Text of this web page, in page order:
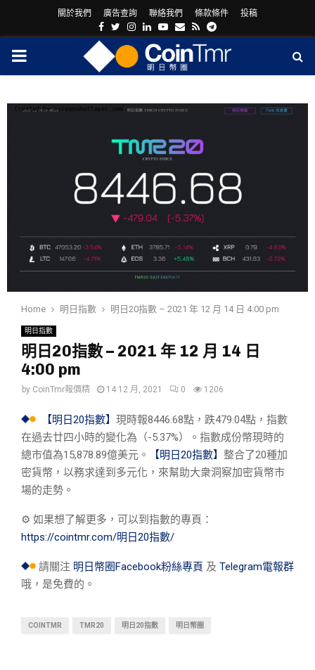
關於我們 廣告查詢 聯絡我們 條款條件 投稿
Facebook
Twitter
Instagram
LinkedinYoutube
Email
RssTelegram
PRIMARY
Home 明日指數 明日20指數 – 2021 年 12 月 14 日 4:00 pm
明日指數
明日20指數 – 2021 年 12 月 14 日
4:00 pm
by CoinTmr報價精 14 12 月, 2021 0 1206
【明日20指數】 現時報8446.68點，跌479.04點，指數
在過去廿四小時的變化為（-5.37%）。指數成份幣現時的
總市值為15,878.89億美元。
【明日20指數】 整合了20種加
密貨幣，以務求達到多元化，來幫助大衆洞察加密貨幣市
場的走勢。
⚙︎ 如果想了解更多，可以到指數的專頁：
https://cointmr.com/明日20指數/
請關注 明日幣圈Facebook粉絲專頁 及 Telegram電報群
哦，是免費的。
COINTMR TMR20 明日20指數 明日幣圈